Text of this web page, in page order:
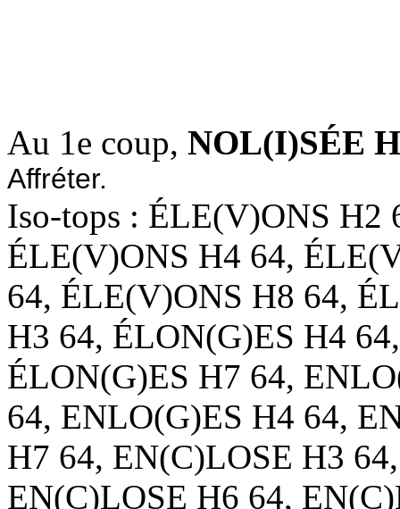
Au 1e coup, NOL(I)SÉE
Affréter.
Iso-tops : ÉLE(V)ONS H2
ÉLE(V)ONS H4 64,
64, ÉLE(V)ONS H8 64,
H3 64, ÉLON(G)ES H4
ÉLON(G)ES H7 64,
64, ENLO(G)ES H4 64,
H7 64, EN(C)LOSE H3
EN(C)LOSE H6 64,